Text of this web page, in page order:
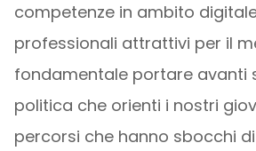
competenze in ambito
professionali attrattivi per il
fondamentale portare avanti
politica che orienti i nostri
percorsi che hanno sbocchi